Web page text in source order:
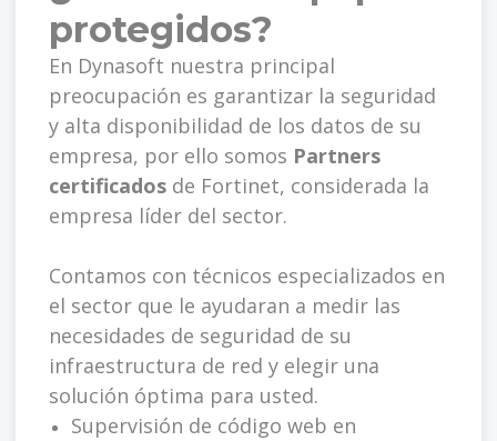
protegidos?
En Dynasoft nuestra principal
preocupación es garantizar la seguridad
y alta disponibilidad de los datos de su
empresa, por ello somos Partners
certificados de Fortinet, considerada la
empresa líder del sector.
Contamos con técnicos especializados en
el sector que le ayudaran a medir las
necesidades de seguridad de su
infraestructura de red y elegir una
solución óptima para usted.
Supervisión de código web en